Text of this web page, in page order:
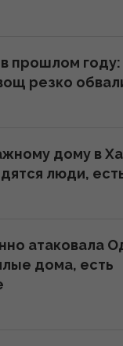
2026
в
2026
в ISW
и воды,
прошлом
резко
дому в
люди,
атаковала
дома, есть